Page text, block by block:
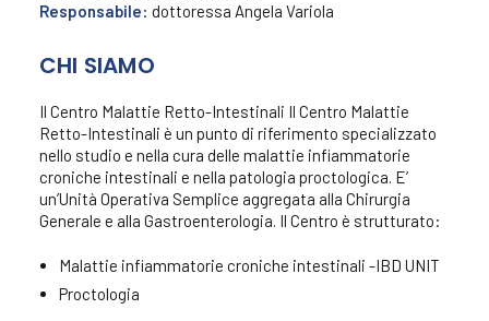
Responsabile: dottoressa Angela Variola
CHI SIAMO
Il Centro Malattie Retto-Intestinali Il Centro Malattie
Retto-Intestinali è un punto di riferimento specializzato
nello studio e nella cura delle malattie infiammatorie
croniche intestinali e nella patologia proctologica. E’
un’Unità Operativa Semplice aggregata alla Chirurgia
Generale e alla Gastroenterologia. Il Centro è strutturato:
Malattie infiammatorie croniche intestinali -IBD UNIT
Proctologia